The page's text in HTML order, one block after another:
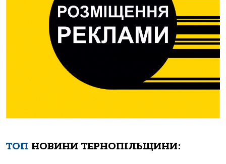
ТОП НОВИНИ ТЕРНОПІЛЬЩИНИ: